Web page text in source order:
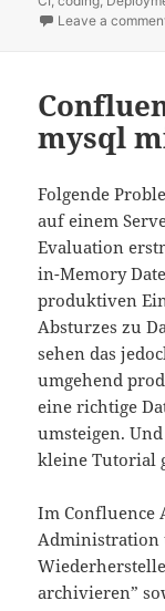
Leave a
mysql
Folgende
auf einem
Evaluation
in-Memory
produktiven
Absturzes zu
sehen das
umgehend
eine richtige
umsteigen.
kleine Tutorial
Im Confluence
Administration
archivieren”